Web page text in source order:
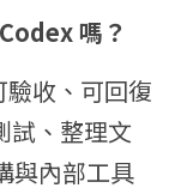
嗎？
收、可回復
試、整理文
與內部工具